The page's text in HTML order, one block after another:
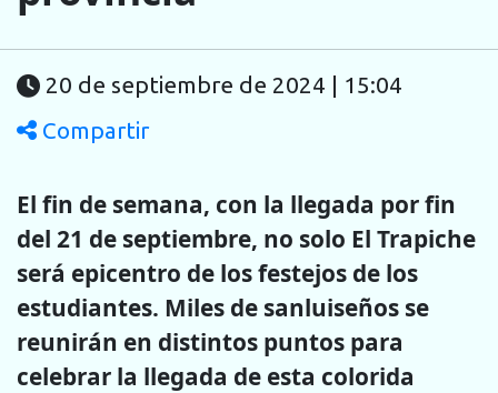
20 de septiembre de 2024 | 15:04
Compartir
El fin de semana, con la llegada por fin
del 21 de septiembre, no solo El Trapiche
será epicentro de los festejos de los
estudiantes. Miles de sanluiseños se
reunirán en distintos puntos para
celebrar la llegada de esta colorida